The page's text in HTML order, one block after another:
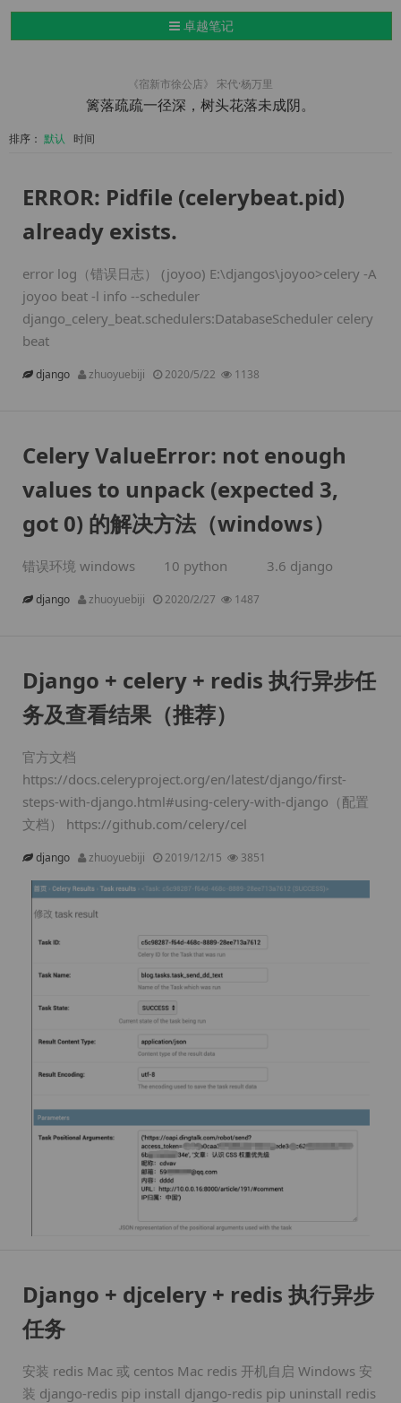
导航切换
卓越笔记
《宿新市徐公店》 宋代·杨万里
篱落疏疏一径深，树头花落未成阴。
排序： 默认 时间
ERROR: Pidfile (celerybeat.pid)
already exists.
error log（错误日志） (joyoo) E:\djangos\joyoo>celery -A
joyoo beat -l info --scheduler
django_celery_beat.schedulers:DatabaseScheduler celery
beat
django zhuoyuebiji 2020/5/22 1138
Celery ValueError: not enough
values to unpack (expected 3,
got 0) 的解决方法（windows）
错误环境 windows 10 python 3.6 django
django zhuoyuebiji 2020/2/27 1487
Django + celery + redis 执行异步任
务及查看结果（推荐）
官方文档
https://docs.celeryproject.org/en/latest/django/first-
steps-with-django.html#using-celery-with-django（配置
文档） https://github.com/celery/cel
django zhuoyuebiji 2019/12/15 3851
Django + djcelery + redis 执行异步
任务
安装 redis Mac 或 centos Mac redis 开机自启 Windows 安
装 django-redis pip install django-redis pip uninstall redis